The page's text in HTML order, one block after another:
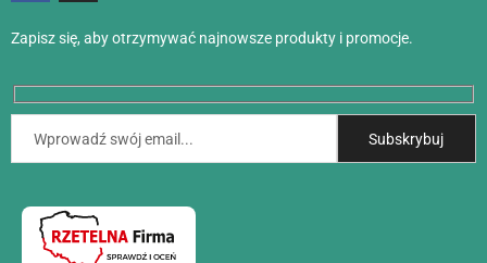
Zapisz się, aby otrzymywać najnowsze produkty i promocje.